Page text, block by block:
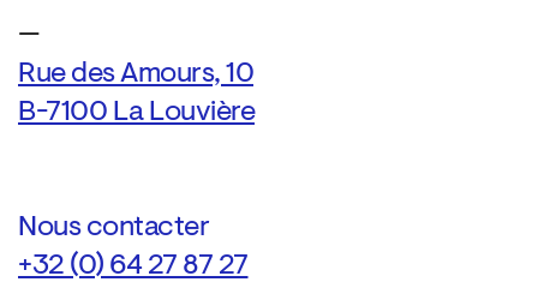
—
Rue des Amours, 10
B-7100 La Louvière
Nous contacter
+32 (0) 64 27 87 27